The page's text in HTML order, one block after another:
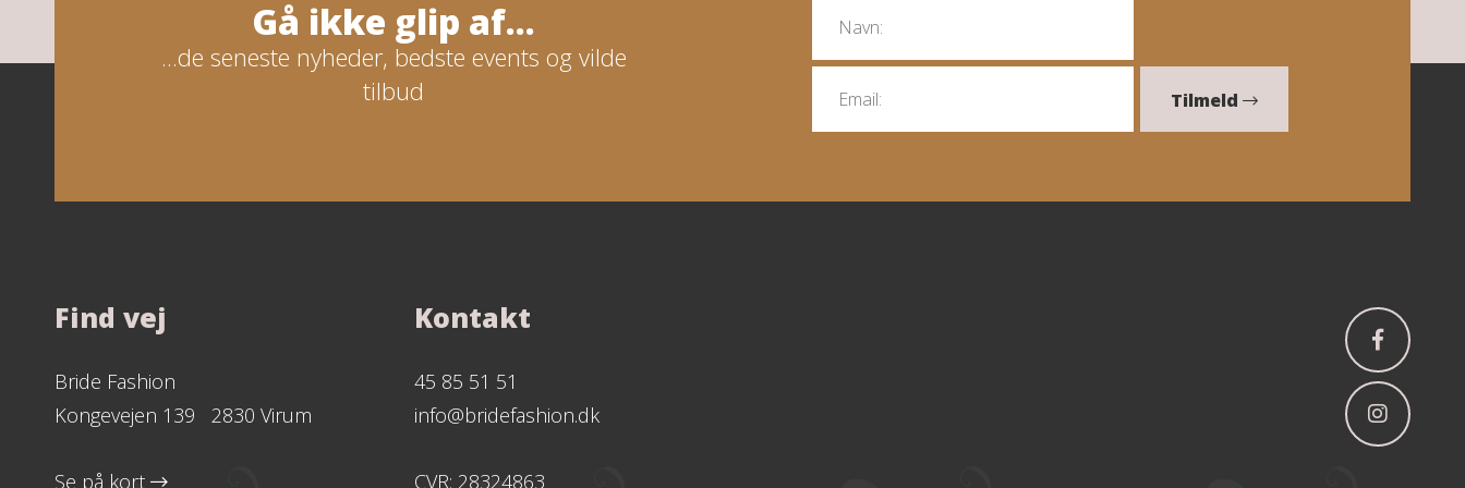
Gå ikke glip af...
...de seneste nyheder, bedste events og vilde
tilbud
Tilmeld
Find vej
Bride Fashion
Kongevejen 139 2830 Virum
Se på kort
Kontakt
45 85 51 51
info@bridefashion.dk
CVR: 28324863